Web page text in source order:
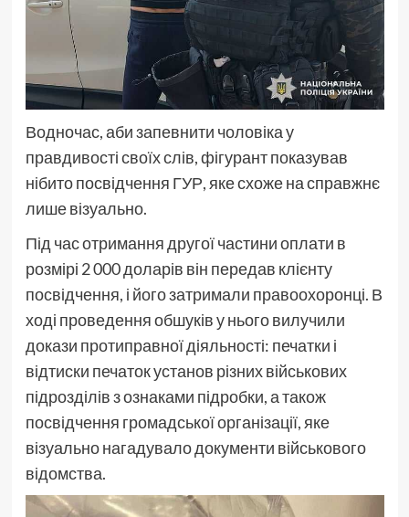
Водночас, аби запевнити чоловіка у
правдивості своїх слів, фігурант показував
нібито посвідчення ГУР, яке схоже на справжнє
лише візуально.
Під час отримання другої частини оплати в
розмірі 2 000 доларів він передав клієнту
посвідчення, і його затримали правоохоронці. В
ході проведення обшуків у нього вилучили
докази протиправної діяльності: печатки і
відтиски печаток установ різних військових
підрозділів з ознаками підробки, а також
посвідчення громадської організації, яке
візуально нагадувало документи військового
відомства.